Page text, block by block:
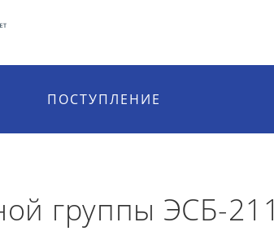
ПОСТУПЛЕНИЕ
группы ЭСБ-211